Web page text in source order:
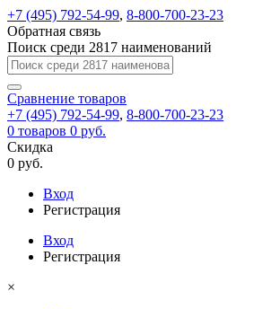
+7 (495) 792-54-99, 8-800-700-23-23
Обратная связь
Поиск среди 2817 наименований
Сравнение товаров
+7 (495) 792-54-99, 8-800-700-23-23
0 товаров 0 руб.
Скидка
0 руб.
Вход
Регистрация
Вход
Регистрация
×